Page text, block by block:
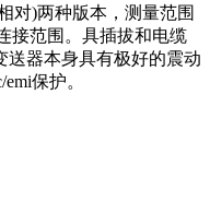
)两种版本，测量范围
范围。具插拔和电缆
变送器本身具有极好的震动
保护。